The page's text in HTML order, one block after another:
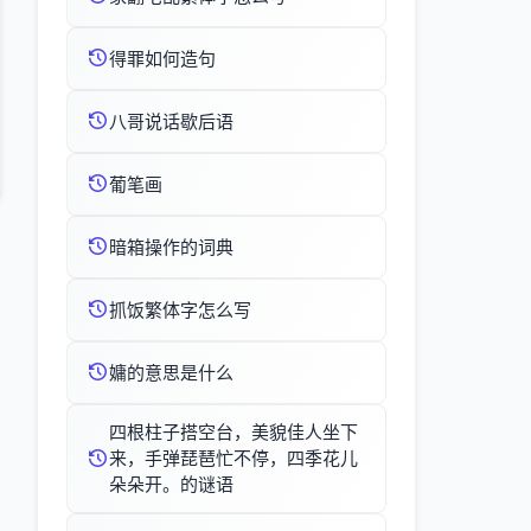
得罪如何造句
八哥说话歇后语
葡笔画
暗箱操作的词典
抓饭繁体字怎么写
嫞的意思是什么
四根柱子搭空台，美貌佳人坐下
来，手弹琵琶忙不停，四季花儿
朵朵开。的谜语